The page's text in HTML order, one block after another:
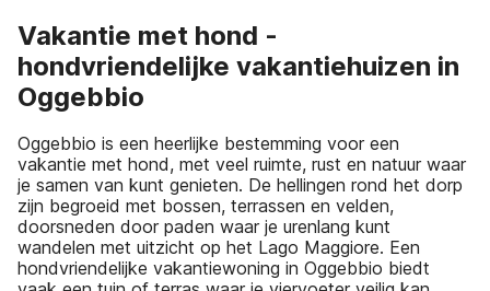
Vakantie met hond -
hondvriendelijke vakantiehuizen in
Oggebbio
Oggebbio is een heerlijke bestemming voor een
vakantie met hond, met veel ruimte, rust en natuur waar
je samen van kunt genieten. De hellingen rond het dorp
zijn begroeid met bossen, terrassen en velden,
doorsneden door paden waar je urenlang kunt
wandelen met uitzicht op het Lago Maggiore. Een
hondvriendelijke vakantiewoning in Oggebbio biedt